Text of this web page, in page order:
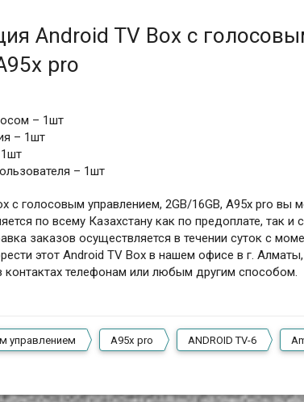
Android TV Box с
pro
– 1шт
– 1шт
– 1шт
с голосовым управлением, 2GB/16GB, A95x pro вы
по всему Казахстану как по предоплате, так
заказов осуществляется в течении суток с
этот Android TV Box в нашем офисе в г.
контактах телефонам или любым другим способом.
управлением A95x pro ANDROID TV-6